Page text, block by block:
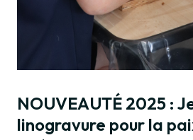
NOUVEAUTÉ 2025 :
linogravure pour la